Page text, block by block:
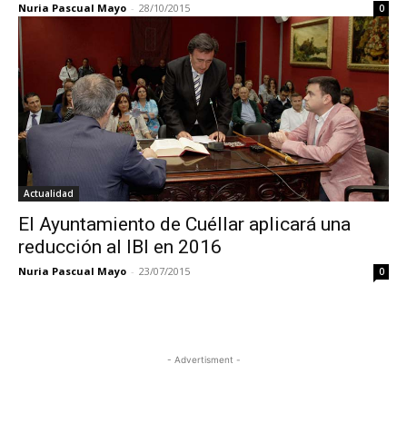
Nuria Pascual Mayo - 28/10/2015 0
Actualidad
El Ayuntamiento de Cuéllar aplicará una
reducción al IBI en 2016
Nuria Pascual Mayo - 23/07/2015 0
- Advertisment -